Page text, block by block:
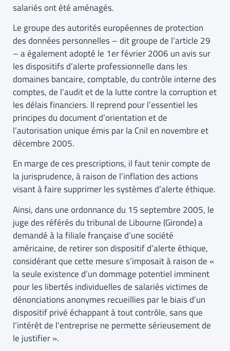
salariés ont été aménagés.
Le groupe des autorités européennes de protection
des données personnelles – dit groupe de l’article 29
– a également adopté le 1er février 2006 un avis sur
les dispositifs d’alerte professionnelle dans les
domaines bancaire, comptable, du contrôle interne des
comptes, de l’audit et de la lutte contre la corruption et
les délais financiers. Il reprend pour l’essentiel les
principes du document d’orientation et de
l’autorisation unique émis par la Cnil en novembre et
décembre 2005.
En marge de ces prescriptions, il faut tenir compte de
la jurisprudence, à raison de l’inflation des actions
visant à faire supprimer les systèmes d’alerte éthique.
Ainsi, dans une ordonnance du 15 septembre 2005, le
juge des référés du tribunal de Libourne (Gironde) a
demandé à la filiale française d’une société
américaine, de retirer son dispositif d’alerte éthique,
considérant que cette mesure s’imposait à raison de «
la seule existence d’un dommage potentiel imminent
pour les libertés individuelles de salariés victimes de
dénonciations anonymes recueillies par le biais d’un
dispositif privé échappant à tout contrôle, sans que
l’intérêt de l’entreprise ne permette sérieusement de
le justifier ».